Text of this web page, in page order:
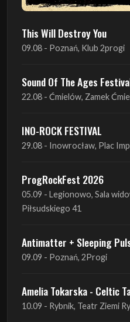
This Will Destroy You
09.08 - Poznań, Klub 2progi
Sound Of The Ages
22.08 - Ćmielów, Zamek
INO-ROCK FESTIVAL
29.08 - Inowrocław, Plac
ProgRockFest 2026
05.09 - Legionowo, Sala
Piłsudskiego 41
Antimatter + Sleeping
09.09 - Poznań, 2Progi
Amelia Tokarska - Celtic
10.09 - Rybnik, Teatr Ziemi